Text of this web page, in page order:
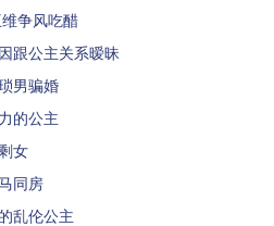
争风吃醋
跟公主关系暧昧
男骗婚
的公主
女
同房
乱伦公主